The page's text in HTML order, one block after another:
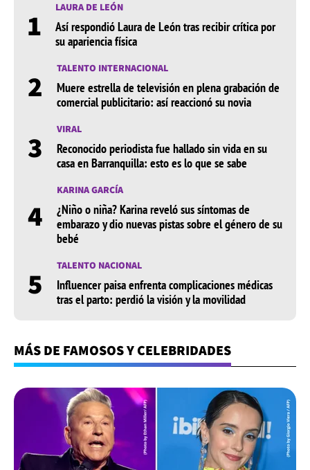
1 LAURA DE LEÓN
Así respondió Laura de León tras recibir crítica por
su apariencia física
2 TALENTO INTERNACIONAL
Muere estrella de televisión en plena grabación de
comercial publicitario: así reaccionó su novia
3 VIRAL
Reconocido periodista fue hallado sin vida en su
casa en Barranquilla: esto es lo que se sabe
4
KARINA GARCÍA
¿Niño o niña? Karina reveló sus síntomas de
embarazo y dio nuevas pistas sobre el género de su
bebé
5 TALENTO NACIONAL
Influencer paisa enfrenta complicaciones médicas
tras el parto: perdió la visión y la movilidad
MÁS DE FAMOSOS Y CELEBRIDADES